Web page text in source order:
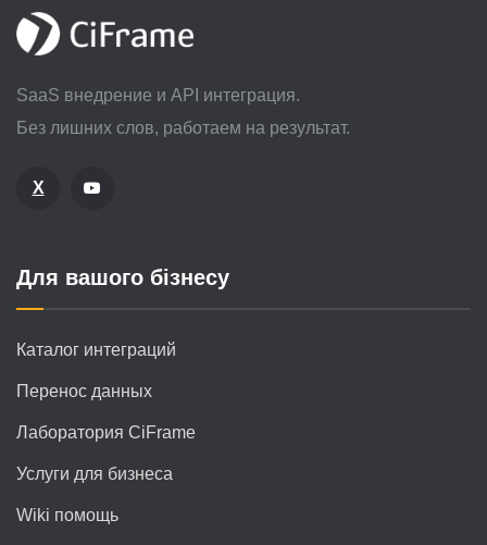
SaaS внедрение и API интеграция.
Без лишних слов, работаем на результат.
X
Для вашого бізнесу
Каталог интеграций
Перенос данных
Лаборатория CiFrame
Услуги для бизнеса
Wiki помощь